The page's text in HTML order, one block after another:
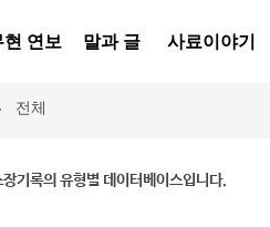
현 연보 말과 글 사료이야기
전체
기록의 유형별 데이터베이스입니다.